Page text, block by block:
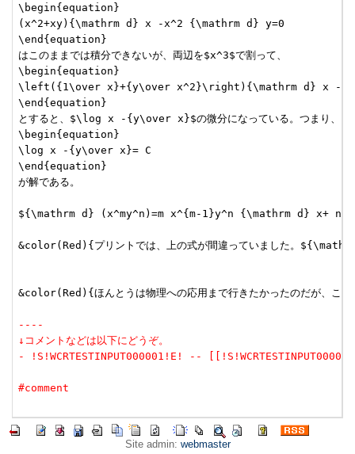
\begin{equation}
(x^2+xy){\mathrm d} x -x^2 {\mathrm d} y=0
\end{equation}
はこのままでは積分できないが、両辺を$x^3$で割って、
\begin{equation}
\left({1\over x}+{y\over x^2}\right){\mathrm d} x -
\end{equation}
とすると、$\log x -{y\over x}$の微分になっている。つまり、
\begin{equation}
\log x -{y\over x}= C
\end{equation}
が解である。
${\mathrm d} (x^my^n)=m x^{m-1}y^n {\mathrm d} x+ nx^m
&color(Red){プリントでは、上の式が間違っていました。
&color(Red){ほんとうは物理への応用まで行きたかったのだが、こ
----
↓コメントなどは以下にどうぞ。
- !S!WCRTESTINPUT000001!E! --
#comment
Site admin: webmaster